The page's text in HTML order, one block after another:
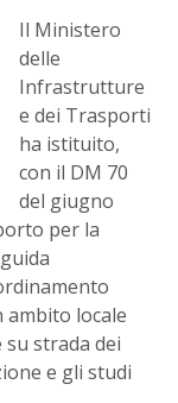
Il Ministero
delle
Infrastrutture
e dei Trasporti
ha istituito,
con il DM 70
del giugno
per la
ambito locale
strada dei
e gli studi